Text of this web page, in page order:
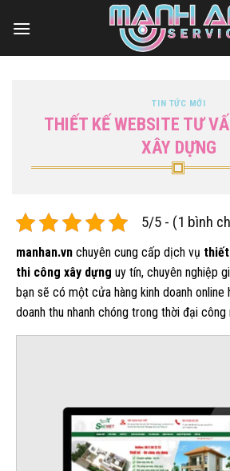
qua
TIN TỨC MỚI
THIẾT KẾ WEBSITE TƯ
XÂY DỰNG
5/5 - (1 bình
manhan.vn chuyên cung cấp dịch vụ
thi công xây dựng uy tín, chuyên nghiệp
bạn sẽ có một cửa hàng kinh doanh online
doanh thu nhanh chóng trong thời đại công